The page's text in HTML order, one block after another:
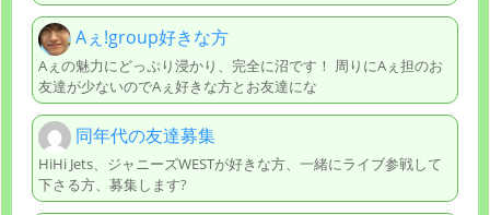
Aぇ!group好きな方
Aぇの魅力にどっぷり浸かり、完全に沼です！ 周りにAぇ担のお
友達が少ないのでAぇ好きな方とお友達にな
同年代の友達募集
HiHi Jets、ジャニーズWESTが好きな方、一緒にライブ参戦して
下さる方、募集します?